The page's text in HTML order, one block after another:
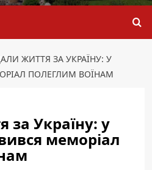
ЖИТТЯ ЗА УКРАЇНУ: У
ПОЛЕГЛИМ ВОЇНАМ
за Україну: у
меморіал